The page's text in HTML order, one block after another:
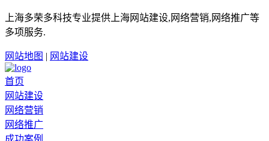
上海多荣多科技专业提供上海网站建设,网络营销,网络推广等
多项服务.
网站地图 | 网站建设
首页
网站建设
网络营销
网络推广
成功案例